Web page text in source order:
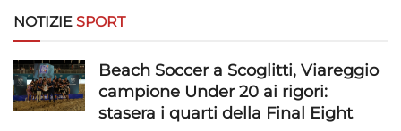
NOTIZIE SPORT
Beach Soccer a Scoglitti, Viareggio
campione Under 20 ai rigori:
stasera i quarti della Final Eight